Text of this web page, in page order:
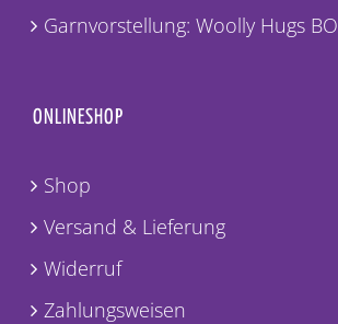
Garnvorstellung: Woolly Hugs
ONLINESHOP
Shop
Versand & Lieferung
Widerruf
Zahlungsweisen